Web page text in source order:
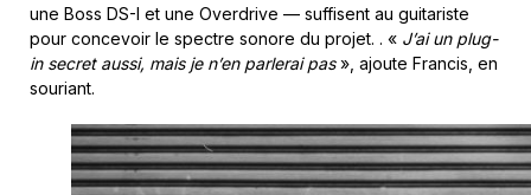
une Boss DS-I et une Overdrive — suffisent au guitariste
pour concevoir le spectre sonore du projet. . « J’ai un plug-
in secret aussi, mais je n’en parlerai pas», ajoute Francis, en
souriant.